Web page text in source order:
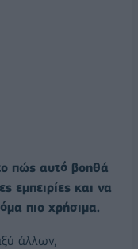
πώς αυτό βοηθά
εμπειρίες και να
πιο χρήσιμα.
άλλων,